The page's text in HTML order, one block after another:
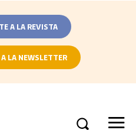
A LA REVISTA
A LA NEWSLETTER